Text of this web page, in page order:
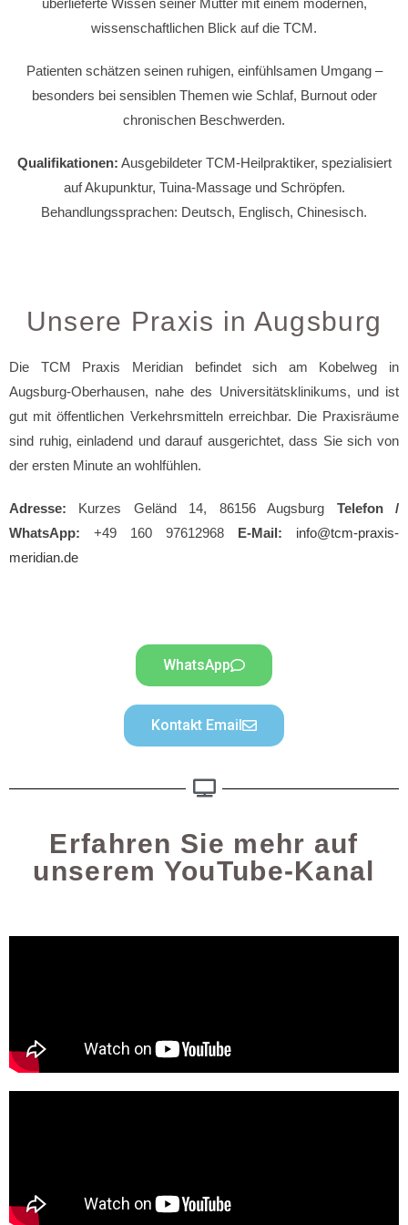
überlieferte Wissen seiner Mutter mit einem modernen,
wissenschaftlichen Blick auf die TCM.
Patienten schätzen seinen ruhigen, einfühlsamen Umgang –
besonders bei sensiblen Themen wie Schlaf, Burnout oder
chronischen Beschwerden.
Qualifikationen: Ausgebildeter TCM-Heilpraktiker, spezialisiert
auf Akupunktur, Tuina-Massage und Schröpfen.
Behandlungssprachen: Deutsch, Englisch, Chinesisch.
Unsere Praxis in Augsburg
Die TCM Praxis Meridian befindet sich am Kobelweg in
Augsburg-Oberhausen, nahe des Universitätsklinikums, und ist
gut mit öffentlichen Verkehrsmitteln erreichbar. Die Praxisräume
sind ruhig, einladend und darauf ausgerichtet, dass Sie sich von
der ersten Minute an wohlfühlen.
Adresse: Kurzes Geländ 14, 86156 Augsburg Telefon /
WhatsApp: +49 160 97612968 E-Mail:
info@tcm-praxis-
meridian.de
WhatsApp
Kontakt Email
Erfahren Sie mehr auf
unserem YouTube-Kanal